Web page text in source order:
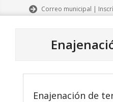
Correo municipal |
Enajenación de